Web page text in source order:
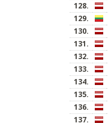
128.
129.
130.
131.
132.
133.
134.
135.
136.
137.